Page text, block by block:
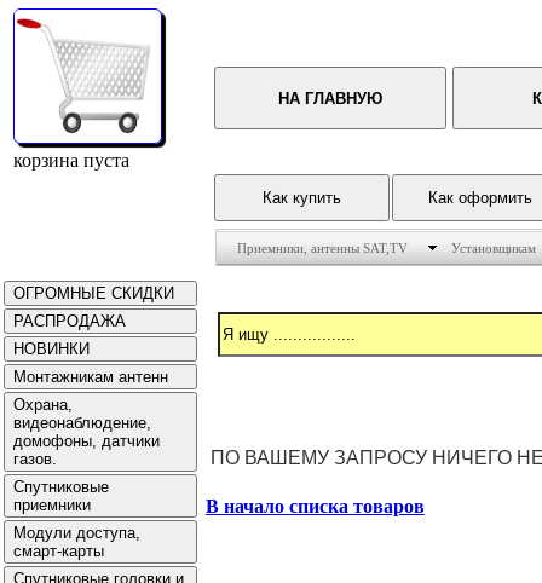
корзина пуста
Приемники, антенны SAT,TV Установщикам
ПО ВАШЕМУ ЗАПРОСУ НИЧЕГО
В начало списка товаров